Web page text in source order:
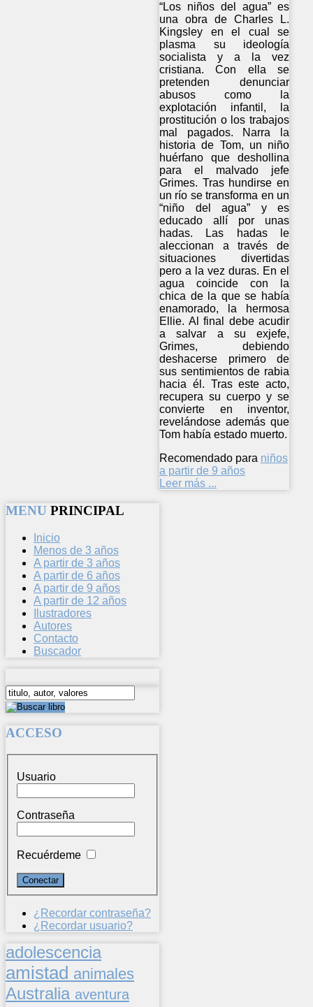
“Los niños del agua” es
una obra de Charles L.
Kingsley en el cual se
plasma su ideología
socialista y a la vez
cristiana. Con ella se
pretenden denunciar
abusos como la
explotación infantil, la
prostitución o los trabajos
mal pagados. Narra la
historia de Tom, un niño
huérfano que deshollina
para el malvado jefe
Grimes. Tras hundirse en
un río se transforma en un
“niño del agua” y es
educado allí por unas
hadas. Las hadas le
aleccionan a través de
situaciones divertidas
pero a la vez duras. En el
agua coincide con la
chica de la que se había
enamorado, la hermosa
Ellie. Al final debe acudir
a salvar a su exjefe,
Grimes, debiendo
deshacerse primero de
sus sentimientos de rabia
hacia él. Tras este acto,
recupera su cuerpo y se
convierte en inventor,
revelándose además que
Tom había estado muerto.
Recomendado para niños
a partir de 9 años
Leer más ...
MENU PRINCIPAL
Inicio
Menos de 3 años
A partir de 3 años
A partir de 6 años
A partir de 9 años
A partir de 12 años
Ilustradores
Autores
Contacto
Buscador
ACCESO
Usuario
Contraseña
Recuérdeme
¿Recordar contraseña?
¿Recordar usuario?
adolescencia
amistad animales
Australia aventura